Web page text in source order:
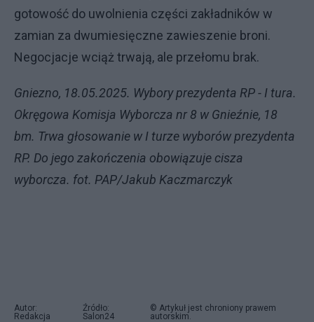
gotowość do uwolnienia części zakładników w
zamian za dwumiesięczne zawieszenie broni.
Negocjacje wciąż trwają, ale przełomu brak.
Gniezno, 18.05.2025. Wybory prezydenta RP - I tura.
Okręgowa Komisja Wyborcza nr 8 w Gnieźnie, 18
bm. Trwa głosowanie w I turze wyborów prezydenta
RP. Do jego zakończenia obowiązuje cisza
wyborcza. fot. PAP/Jakub Kaczmarczyk
Autor:
Redakcja
Źródło:
Salon24
© Artykuł jest chroniony prawem
autorskim.